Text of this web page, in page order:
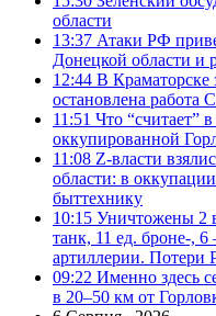
области
13:37 Атаки РФ
Донецкой области и
12:44 В Краматорске
остановлена работа
11:51 Что “считает”
оккупированной
11:08 Z-власти
области: в
быттехнику
10:15 Уничтожены 2
танк, 11 ед. броне-,
артиллерии. Потери
09:22 Именно здесь
в 20–50 км от